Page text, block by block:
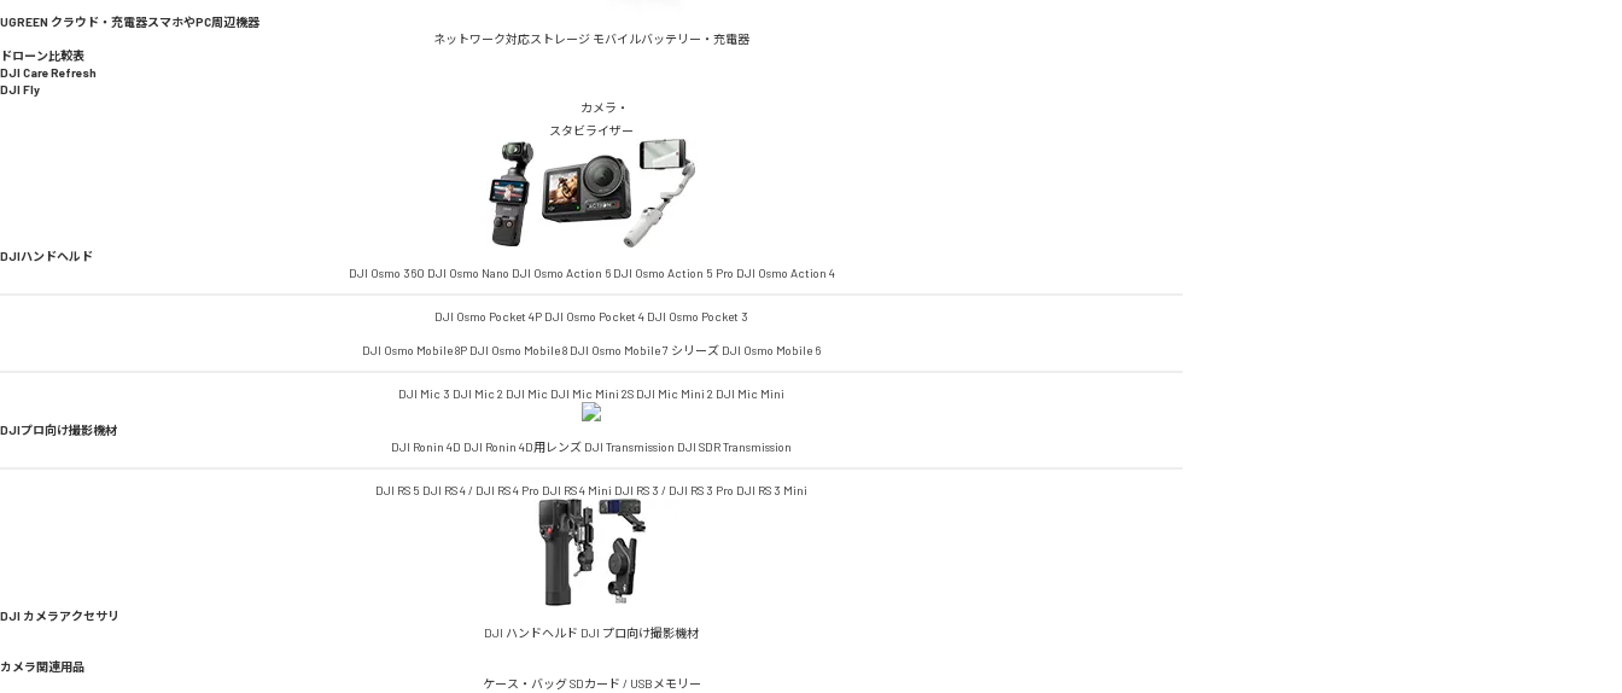
UGREEN クラウド・充電器スマホやPC周辺機器
ネットワーク対応ストレージ モバイルバッテリー・充電器
ドローン比較表
DJI Care Refresh
DJI Fly
カメラ・
スタビライザー
DJIハンドヘルド
DJI Osmo 360 DJI Osmo Nano DJI Osmo Action 6 DJI Osmo Action 5 Pro DJI Osmo Action 4
DJI Osmo Pocket 4P DJI Osmo Pocket 4 DJI Osmo Pocket 3
DJI Osmo Mobile 8P DJI Osmo Mobile 8 DJI Osmo Mobile 7 シリーズ DJI Osmo Mobile 6
DJI Mic 3 DJI Mic 2 DJI Mic DJI Mic Mini 2S DJI Mic Mini 2 DJI Mic Mini
DJIプロ向け撮影機材
DJI Ronin 4D DJI Ronin 4D用レンズ DJI Transmission DJI SDR Transmission
DJI RS 5 DJI RS 4 / DJI RS 4 Pro DJI RS 4 Mini DJI RS 3 / DJI RS 3 Pro DJI RS 3 Mini
DJI カメラアクセサリ
DJI ハンドヘルド DJI プロ向け撮影機材
カメラ関連用品
ケース・バッグ SDカード / USBメモリー